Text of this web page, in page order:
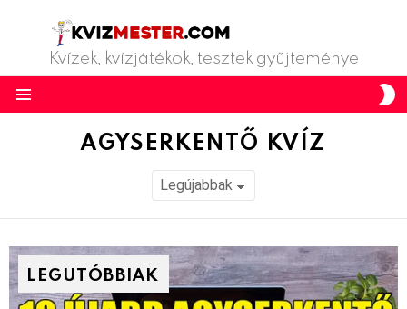
Kvízek, kvízjátékok, tesztek gyűjteménye
AGYSERKENTŐ KVÍZ
LEGUTÓBBIAK